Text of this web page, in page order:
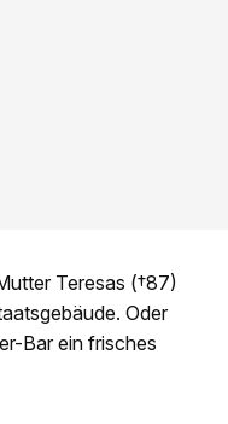
Teresas (†87)
Oder
Bar ein frisches